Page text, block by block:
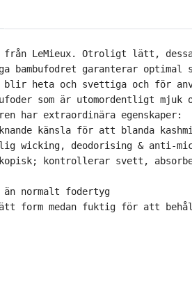
från LeMieux. Otroligt lätt,
bambufodret garanterar
heta och svettiga och för
som är utomordentligt
har extraordinära egenskaper:
känsla för att blanda
wicking, deodorising & anti-
kontrollerar svett,
normalt fodertyg
form medan fuktig för att